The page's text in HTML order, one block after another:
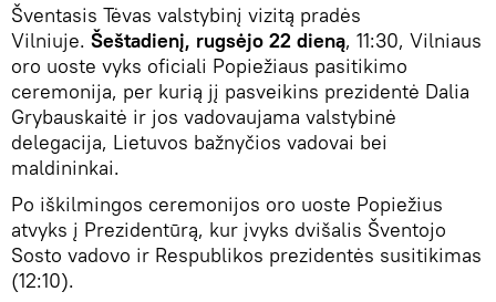
Šventasis Tėvas valstybinį vizitą pradės
Vilniuje. Šeštadienį, rugsėjo 22 dieną, 11:30, Vilniaus
oro uoste vyks oficiali Popiežiaus pasitikimo
ceremonija, per kurią jį pasveikins prezidentė Dalia
Grybauskaitė ir jos vadovaujama valstybinė
delegacija, Lietuvos bažnyčios vadovai bei
maldininkai.
Po iškilmingos ceremonijos oro uoste Popiežius
atvyks į Prezidentūrą, kur įvyks dvišalis Šventojo
Sosto vadovo ir Respublikos prezidentės susitikimas
(12:10).